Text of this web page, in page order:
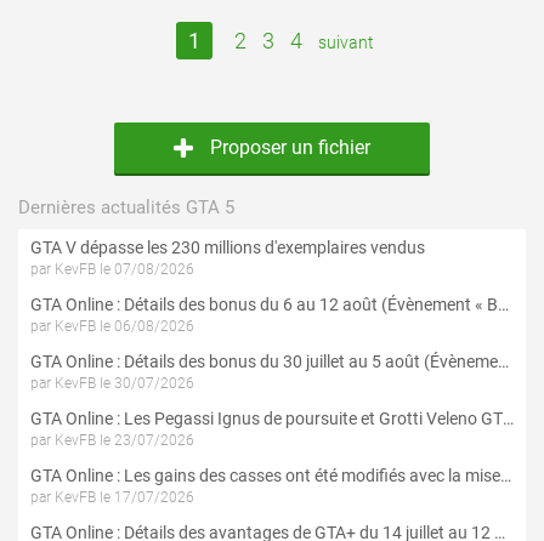
1 2 3 4 suivant
Proposer un fichier
Dernières actualités GTA 5
GTA V dépasse les 230 millions d'exemplaires vendus
par KevFB le 07/08/2026
GTA Online : Détails des bonus du 6 au 12 août (Évènement « Braquages de l'été » - Suite et fin)
par KevFB le 06/08/2026
GTA Online : Détails des bonus du 30 juillet au 5 août (Évènement « Braquages d'été »)
par KevFB le 30/07/2026
GTA Online : Les Pegassi Ignus de poursuite et Grotti Veleno GT sont maintenant disponibles
par KevFB le 23/07/2026
GTA Online : Les gains des casses ont été modifiés avec la mise à jour « Le Braquage du Kortz Center »
par KevFB le 17/07/2026
GTA Online : Détails des avantages de GTA+ du 14 juillet au 12 août